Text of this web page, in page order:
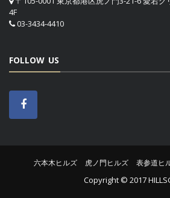
4F
03-3434-4410
FOLLOW US
六本木ヒルズ 虎ノ門ヒルズ 表参道ヒ
Copyright © 2017